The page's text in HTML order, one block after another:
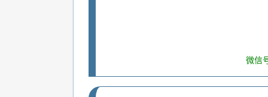
微信